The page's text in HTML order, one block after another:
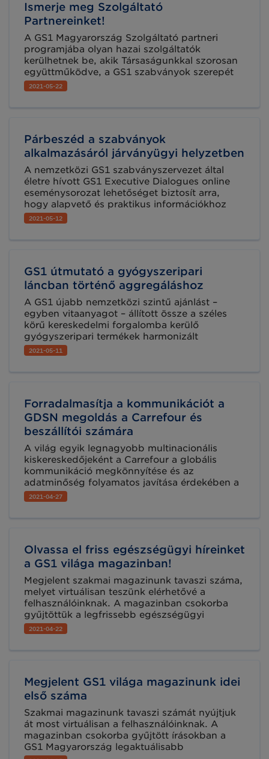
folyamatokban.
Ismerje meg Szolgáltató
Partnereinket!
A GS1 Magyarország Szolgáltató partneri
programjába olyan hazai szolgáltatók
kerülhetnek be, akik Társaságunkkal szorosan
együttműködve, a GS1 szabványok szerepét
és megoldásait, valamint a bennük rejlő
lehetőségeket megismerve tudnak tanácsot,
2021-05-22
Párbeszéd a szabványok
alkalmazásáról járványügyi helyzetben
A nemzetközi GS1 szabványszervezet által
életre hívott GS1 Executive Dialogues online
eseménysorozat lehetőséget biztosít arra,
hogy alapvető és praktikus információkhoz
jusson a szabványbevezetés előnyeiről a
pandémia idején. A harmadik online
2021-05-12
GS1 útmutató a gyógyszeripari
láncban történő aggregáláshoz
A GS1 újabb nemzetközi szintű ajánlást –
egyben vitaanyagot – állított össze a széles
körű kereskedelmi forgalomba kerülő
gyógyszeripari termékek harmonizált
azonosítási lehetőségeinek bemutatása
céljából. Az egységes logika szerint történő
2021-05-11
Forradalmasítja a kommunikációt a
GDSN megoldás a Carrefour és
beszállítói számára
A világ egyik legnagyobb multinacionális
kiskereskedőjeként a Carrefour a globális
kommunikáció megkönnyítése és az
adatminőség folyamatos javítása érdekében a
GDSN-t – a GS1 Globális Adatszinkronizációs
Hálózatát - alkalmazza a B2B- és a B2C
megfigyelhető és lehetővé teszi a szervezet
számára, hogy megfeleljen az egyre növekvő
fogyasztói elvárásoknak az adatokkal
kapcsolatban.
2021-04-27
Olvassa el friss egészségügyi híreinket
a GS1 világa magazinban!
Megjelent szakmai magazinunk tavaszi száma,
melyet virtuálisan teszünk elérhetővé a
felhasználóinknak. A magazinban csokorba
gyűjtöttük a legfrissebb egészségügyi
vonatkozású híreinket is. Lapozzon bele most!
2021-04-22
Megjelent GS1 világa magazinunk idei
első száma
Szakmai magazinunk tavaszi számát nyújtjuk
át most virtuálisan a felhasználóinknak. A
magazinban csokorba gyűjtött írásokban a
GS1 Magyarország legaktuálisabb